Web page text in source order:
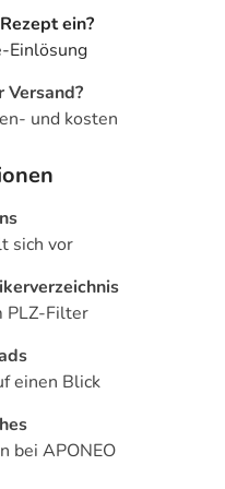
ein?
Einlösung
und kosten
sich vor
PLZ-Filter
einen Blick
bei APONEO